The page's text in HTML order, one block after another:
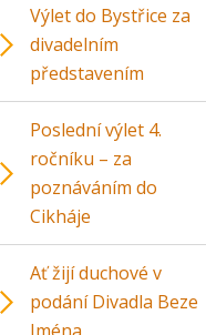
Výlet do Bystřice za
divadelním
představením
Poslední výlet 4.
ročníku – za
poznáváním do
Cikháje
Ať žijí duchové v
podání Divadla Beze